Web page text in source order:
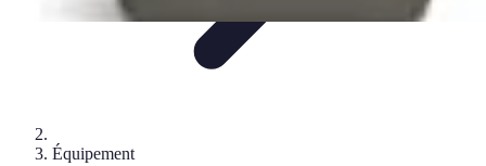
Équipement